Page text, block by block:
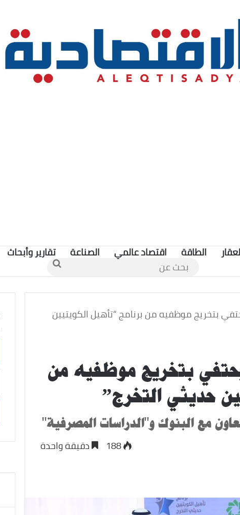
الطاقة اقتصاد عالمي الصناعة تقارير وأبحاث
بحث
عن
بتخريج موظفيه من برنامج “تأهيل الكويتيين
بتخريج موظفيه من
حديثي التخرج”
مع البنوك و"الدراسات المصرفية"
188
دقيقة واحدة